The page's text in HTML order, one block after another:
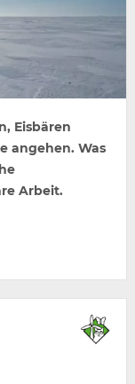
Eisbären
angehen. Was
Arbeit.